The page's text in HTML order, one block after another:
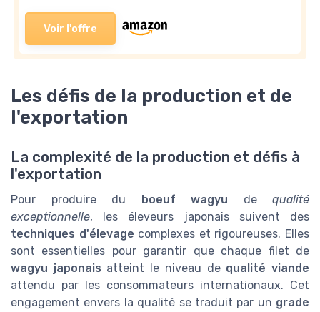
Voir l'offre
Les défis de la production et de
l'exportation
La complexité de la production et défis à
l'exportation
Pour produire du boeuf wagyu de qualité
exceptionnelle, les éleveurs japonais suivent des
techniques d'élevage complexes et rigoureuses. Elles
sont essentielles pour garantir que chaque filet de
wagyu japonais atteint le niveau de qualité viande
attendu par les consommateurs internationaux. Cet
engagement envers la qualité se traduit par un grade